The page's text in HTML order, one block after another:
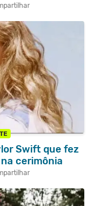
Swift que fez
cerimônia